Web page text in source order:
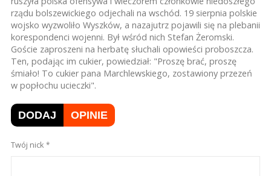
rządu bolszewickiego odjechali na wschód. 19 sierpnia polskie
wojsko wyzwoliło Wyszków, a nazajutrz pojawili się na plebanii
korespondenci wojenni. Był wśród nich Stefan Żeromski.
Goście zaproszeni na herbatę słuchali opowieści proboszcza.
Ten, podając im cukier, powiedział: "Proszę brać, proszę
śmiało! To cukier pana Marchlewskiego, zostawiony przezeń
w popłochu ucieczki".
DODAJ OPINIE
Twój nick